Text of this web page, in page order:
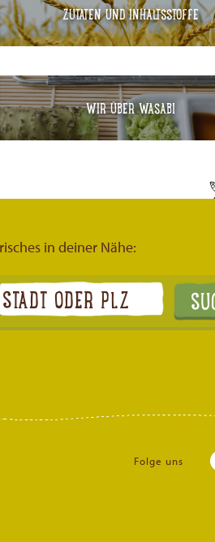
ZUTATEN UND INHALTSSTOFFE
WIR ÜBER WASABI
in deiner Nähe:
Folge uns